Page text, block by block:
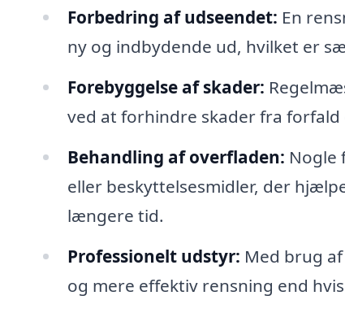
Forbedring af udseendet: En
ny og indbydende ud, hvilket er
Forebyggelse af skader:
ved at forhindre skader fra
Behandling af overfladen: Nogle
eller beskyttelsesmidler, der
længere tid.
Professionelt udstyr: Med brug
og mere effektiv rensning end